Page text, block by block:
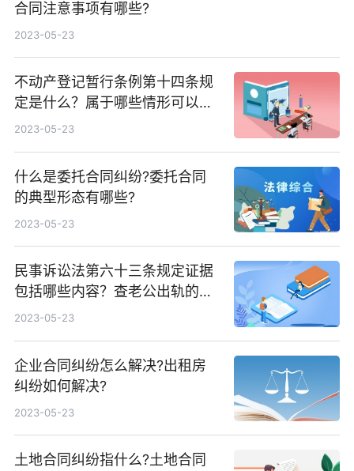
合同注意事项有哪些?
2023-05-23
不动产登记暂行条例第十四条规
定是什么？属于哪些情形可以由
当事人单方申请？
2023-05-23
什么是委托合同纠纷?委托合同
的典型形态有哪些?
2023-05-23
民事诉讼法第六十三条规定证据
包括哪些内容？查老公出轨的方
法有哪些？
2023-05-23
企业合同纠纷怎么解决?出租房
纠纷如何解决?
2023-05-23
土地合同纠纷指什么?土地合同